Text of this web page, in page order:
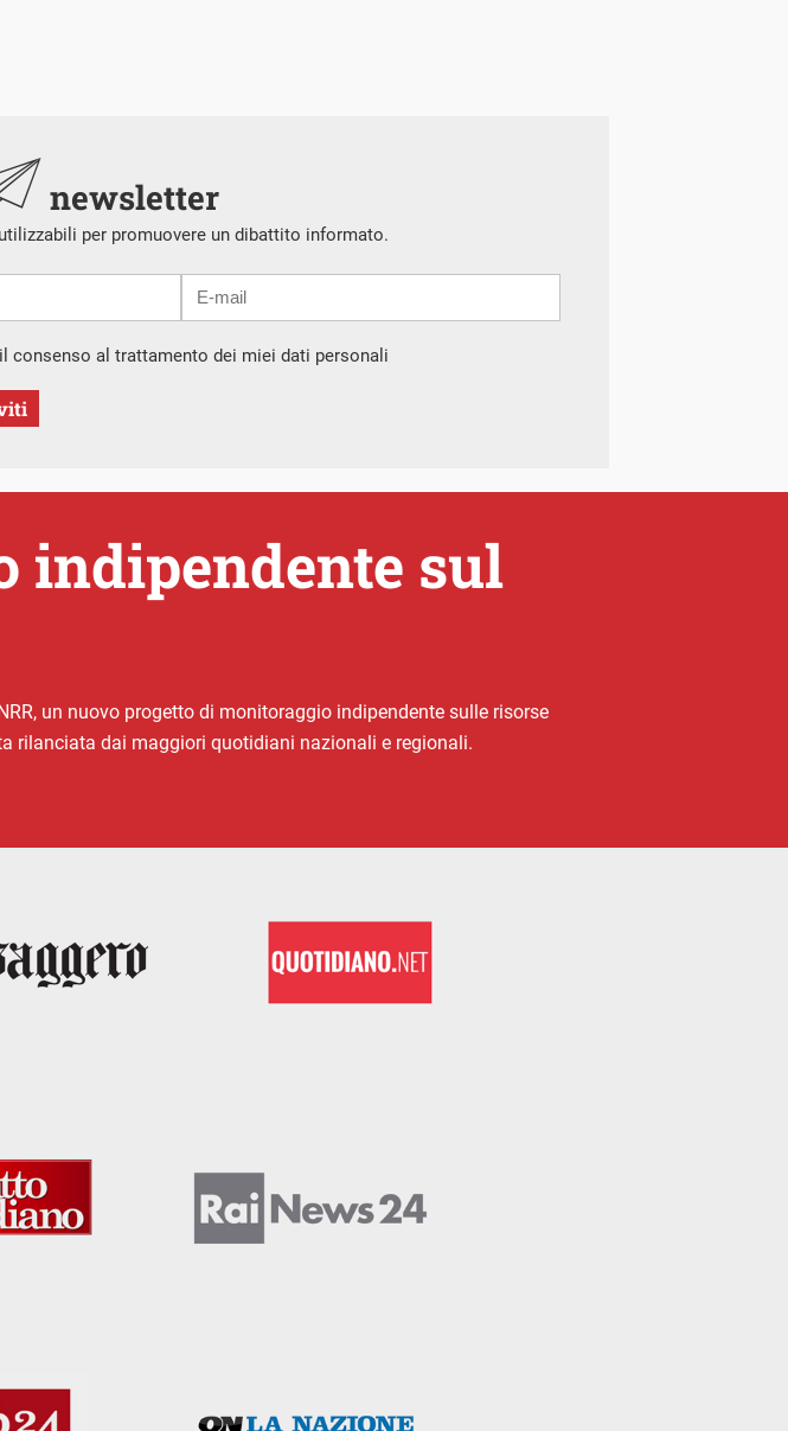
newsletter
per promuovere un dibattito informato.
consenso al trattamento dei miei dati personali
indipendente sul
un nuovo progetto di monitoraggio indipendente sulle risorse
rilanciata dai maggiori quotidiani nazionali e regionali.